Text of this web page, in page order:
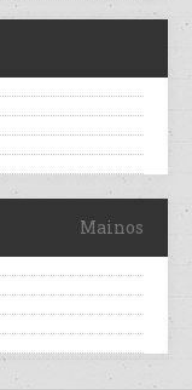
Mainos